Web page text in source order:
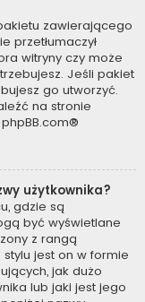
zawierającego
przetłumaczył
witryny czy może
Jeśli pakiet
go utworzyć.
na stronie
phpBB.com®
użytkownika?
gdzie są
być wyświetlane
z rangą
jest on w formie
jak dużo
lub jaki jest jego